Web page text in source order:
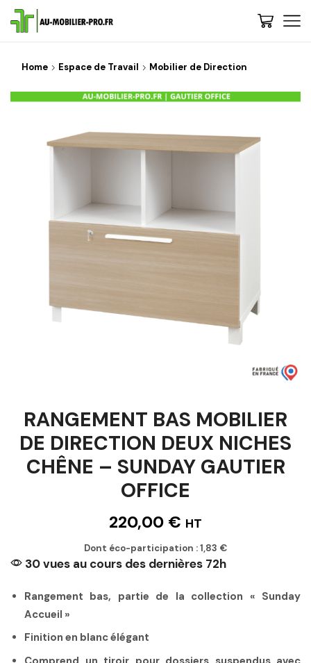
Home Espace de Travail Mobilier de Direction
RANGEMENT BAS MOBILIER
DE DIRECTION DEUX NICHES
CHÊNE – SUNDAY GAUTIER
OFFICE
220,00 € HT
Dont éco-participation :1,83 €
30 vues au cours des dernières 72h
Rangement bas, partie de la collection « Sunday
Accueil »
Finition en blanc élégant